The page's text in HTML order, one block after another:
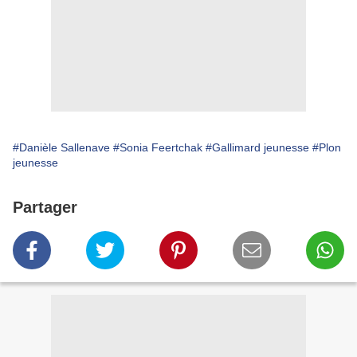
#Danièle Sallenave #Sonia Feertchak #Gallimard jeunesse #Plon
jeunesse
Partager